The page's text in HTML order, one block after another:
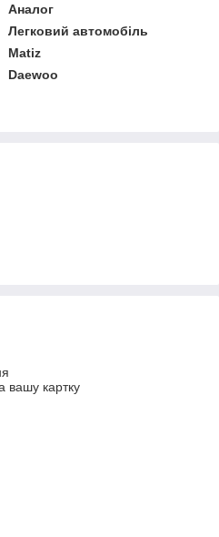
Аналог
Легковий автомобіль
Matiz
Daewoo
вашу картку